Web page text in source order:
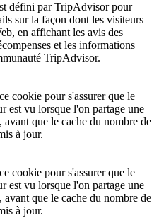
défini par TripAdvisor pour
sur la façon dont les visiteurs
en affichant les avis des
et les informations
TripAdvisor.
cookie pour s'assurer que le
est vu lorsque l'on partage une
avant que le cache du nombre de
à jour.
cookie pour s'assurer que le
est vu lorsque l'on partage une
avant que le cache du nombre de
à jour.